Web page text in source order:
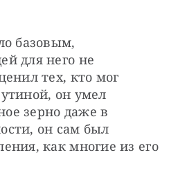
базовым,
для него не
тех, кто мог
он умел
зерно даже в
он сам был
как многие из его